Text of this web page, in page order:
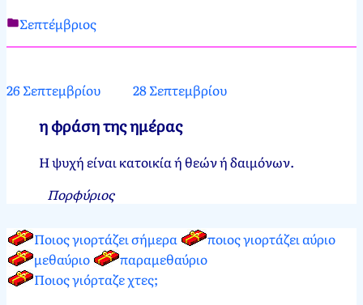
Νεκτάριος
27
2012
Σεπτεμβρίου,
Σεπτέμβριος
26 Σεπτεμβρίου 28 Σεπτεμβρίου
η φράση της ημέρας
Η ψυχή είναι κατοικία ή θεών ή δαιμόνων.
Πορφύριος
Ποιος γιορτάζει σήμερα
ποιος γιορτάζει αύριο
μεθαύριο
παραμεθαύριο
Ποιος γιόρταζε χτες;